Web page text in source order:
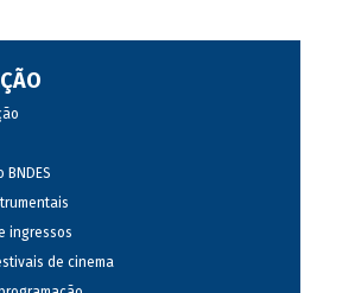
ingressos
de cinema